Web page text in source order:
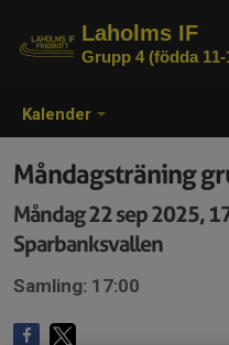
Kalender
Laholms IF
Grupp 4 (födda 11-
Måndagsträning
Måndag 22 sep 2025,
Sparbanksvallen
Samling: 17:00